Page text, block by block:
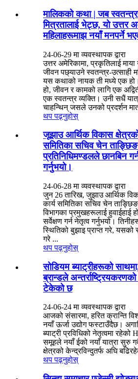
मालिकको कथा | जब
मित्रतालाई भेट्छ, यो उत्तर
महिलाहरूमाझ नयाँ मनपर्ने
24-06-29 मा व्यवस्थापक द्वारा
उत्तर अमेरिकामा, प्रकृतिलाई
जीवन पछ्याउने स्वतन्त्र-उत्साही
यस कथाको नायक ती मध्ये एक
हो, जीवन र कामको लागि एक
एक स्वतन्त्र व्यक्ति। उनी सधैं
चाहन्थिन् जसले उनको प्रदर्शन
थप पढ्नुहोस्
जूझाउ आर्थिक विकास क्षेत्रको
समितिका सचिव चेन
प्रतिनिधिमण्डलले छानबिन
गर्नुभयो।
24-06-28 मा व्यवस्थापक द्वारा
जुन 26 तारिख, जुझाउ आर्थिक
कार्य समितिका सचिव चेन
विभागका प्रमुखहरूलाई हुवाईहाई
सर्वेक्षण गर्न नेतृत्व गर्नुभयो।
स्थितिको बुझाइ प्राप्त गरे,
गरे ...
थप पढ्नुहोस्
सोडियम ब्याट्रीहरूको
ब्रान्डले
टेकेको छ
24-06-24 मा व्यवस्थापक द्वारा
आजको संसारमा, हरित क्रान्ति
नयाँ ऊर्जा उद्योग फस्टाउँदैछ।
ब्याट्री प्रविधिको नेतृत्वमा रहेको
समूहले नयाँ ईको नयाँ यात्रा सुरु गर्दै
क्षेत्रको केन्द्रविन्दुतर्फ अघि
थप पढ्नुहोस्